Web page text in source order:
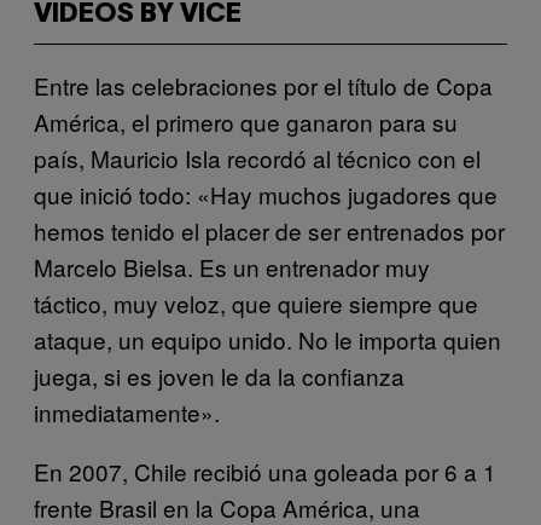
VIDEOS BY VICE
Entre las celebraciones por el título de Copa
América, el primero que ganaron para su
país, Mauricio Isla recordó al técnico con el
que inició todo: «Hay muchos jugadores que
hemos tenido el placer de ser entrenados por
Marcelo Bielsa. Es un entrenador muy
táctico, muy veloz, que quiere siempre que
ataque, un equipo unido. No le importa quien
juega, si es joven le da la confianza
inmediatamente».
En 2007, Chile recibió una goleada por 6 a 1
frente Brasil en la Copa América, una